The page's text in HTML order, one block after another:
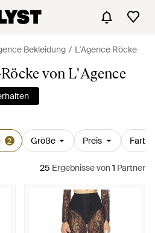
Bekleidung L'Agence Röcke
von L'Agence
2 Größe Preis Farbe
25 Ergebnissevon1 Partner